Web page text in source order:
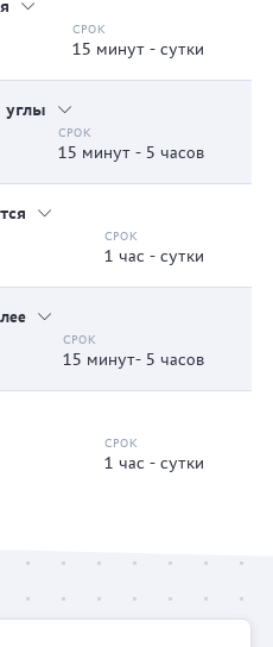
15 минут - сутки
углы
15 минут - 5 часов
1 час - сутки
15 минут- 5 часов
1 час - сутки